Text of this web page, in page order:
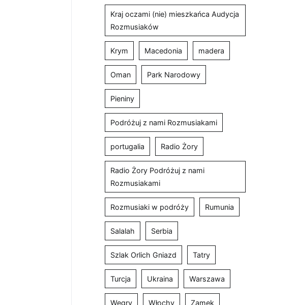
Kraj oczami (nie) mieszkańca Audycja
Rozmusiaków
Krym Macedonia madera
Oman Park Narodowy
Pieniny
Podróżuj z nami Rozmusiakami
portugalia Radio Żory
Radio Żory Podróżuj z nami
Rozmusiakami
Rozmusiaki w podróży Rumunia
Salalah Serbia
Szlak Orlich Gniazd Tatry
Turcja Ukraina Warszawa
Węgry Włochy Zamek